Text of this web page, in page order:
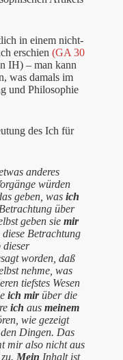
in einem nicht-
erschien (GA 30
IH) – man kann
was damals im
und Philosophie
des Ich für
anderes
würden
geben, was ich
über
geben sie mir
diese Betrachtung
dieser
worden, daß
nehme, was
tiefstes Wesen
ich mirüber die
ich aus meinem
wie gezeigt
Dingen. Das
mir also nicht aus
Mein Inhalt ist